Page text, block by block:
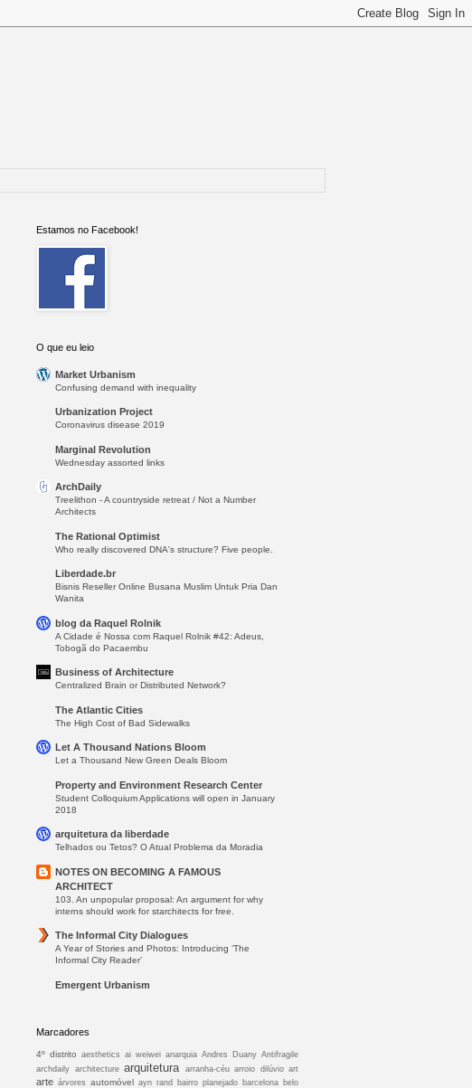
Estamos no Facebook!
O que eu leio
Market Urbanism
Confusing demand with inequality
Urbanization Project
Coronavirus disease 2019
Marginal Revolution
Wednesday assorted links
ArchDaily
Treelithon - A countryside retreat / Not a Number
Architects
The Rational Optimist
Who really discovered DNA's structure? Five people.
Liberdade.br
Bisnis Reseller Online Busana Muslim Untuk Pria Dan
Wanita
blog da Raquel Rolnik
A Cidade é Nossa com Raquel Rolnik #42: Adeus,
Tobogã do Pacaembu
Business of Architecture
Centralized Brain or Distributed Network?
The Atlantic Cities
The High Cost of Bad Sidewalks
Let A Thousand Nations Bloom
Let a Thousand New Green Deals Bloom
Property and Environment Research Center
Student Colloquium Applications will open in January
2018
arquitetura da liberdade
Telhados ou Tetos? O Atual Problema da Moradia
NOTES ON BECOMING A FAMOUS
ARCHITECT
103. An unpopular proposal: An argument for why
interns should work for starchitects for free.
The Informal City Dialogues
A Year of Stories and Photos: Introducing ‘The
Informal City Reader’
Emergent Urbanism
Marcadores
4º distrito aesthetics ai weiwei anarquia Andres Duany Antifragile
archdaily architecture arquitetura arranha-céu arroio dilúvio art
arte árvores automóvel ayn rand bairro planejado barcelona belo